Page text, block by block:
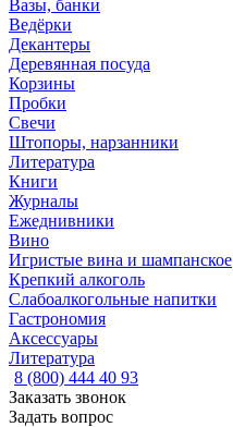
Вазы, банки
Ведёрки
Декантеры
Деревянная посуда
Корзины
Пробки
Свечи
Штопоры, нарзанники
Литература
Книги
Журналы
Ежеднивники
Вино
Игристые вина и шампанское
Крепкий алкоголь
Слабоалкогольные напитки
Гастрономия
Аксессуары
Литература
8 (800) 444 40 93
Заказать звонок
Задать вопрос